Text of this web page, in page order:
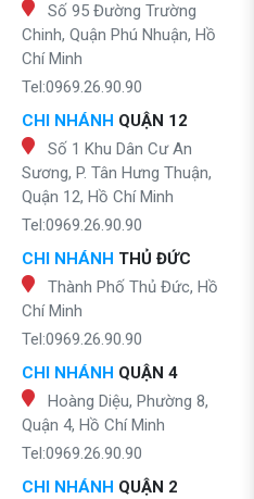
Số 95 Đường Trường
Chinh, Quận Phú Nhuận, Hồ
Chí Minh
Tel:0969.26.90.90
CHI NHÁNH QUẬN 12
Số 1 Khu Dân Cư An
Sương, P. Tân Hưng Thuận,
Quận 12, Hồ Chí Minh
Tel:0969.26.90.90
CHI NHÁNH THỦ ĐỨC
Thành Phố Thủ Đức, Hồ
Chí Minh
Tel:0969.26.90.90
CHI NHÁNH QUẬN 4
Hoàng Diệu, Phường 8,
Quận 4, Hồ Chí Minh
Tel:0969.26.90.90
CHI NHÁNH QUẬN 2